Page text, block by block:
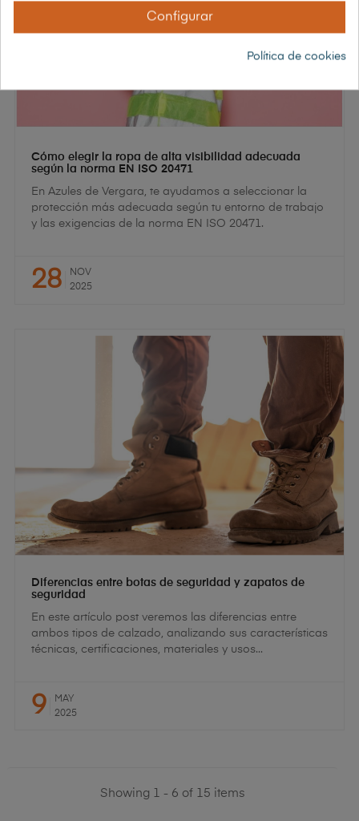
Cómo elegir la ropa de alta visibilidad adecuada
según la norma EN ISO 20471
En Azules de Vergara, te ayudamos a seleccionar la
protección más adecuada según tu entorno de trabajo
y las exigencias de la norma EN ISO 20471.
28
NOV
2025
Diferencias entre botas de seguridad y zapatos de
seguridad
En este artículo post veremos las diferencias entre
ambos tipos de calzado, analizando sus características
técnicas, certificaciones, materiales y usos...
9
MAY
2025
Showing 1 - 6 of 15 items
Configurar
Política de cookies